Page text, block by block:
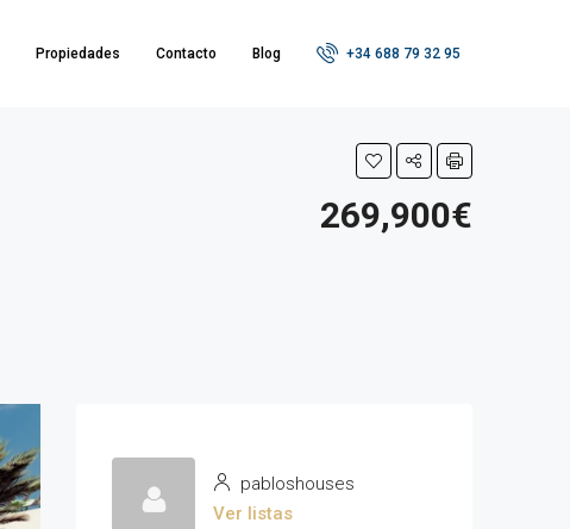
Propiedades Contacto Blog +34 688 79 32 95
269,900€
pabloshouses
Ver listas